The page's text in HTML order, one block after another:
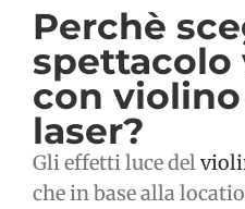
Perchè
spettacolo
con violino
laser?
Gli effetti luce del
che in base alla